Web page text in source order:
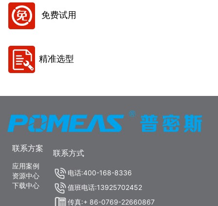
免费试用
精准选型
联系方案
应用案例
资源中心
下载中心
联系方式
电话:400-168-8336
值班电话:13925702452
传真:+ 86-0769-22660867